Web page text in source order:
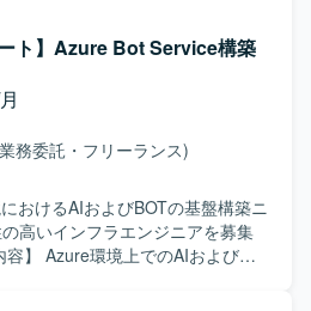
の成長に合わせて、自身のスキ
きに取り組める方を求めておりま
横断的に関わることができ、多
プロジェクトで経験を積むこと
の一員として、全プロジェクト
用に携わりながら、サービスの
ト最適化に直接貢献できます。
歓迎するカルチャーの中で、大
キャリア形成と技術的成長を両
を活用した各種設定や実装、構
守まで一貫してご担当いただきま
ッチアップしながら提案や改善
めています。関係者と円滑にコ
がら、着実に作業を進めていた
を
ィブな環境で、AIおよびBOT領
用まで携わることができます。
AI関連サービスなど、今後需
務で経験できる点が魅力です。
ト】Azure Bot Service構築
務委託・フリーランス)
おけるAIおよびBOTの基盤構築ニ
高いインフラエンジニアを募集